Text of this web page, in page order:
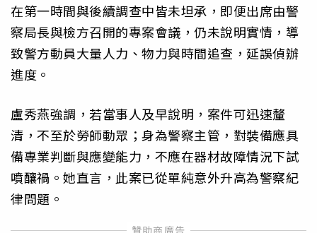
在第一時間與後續調查中皆未坦承，即便出席由警
察局長與檢方召開的專案會議，仍未說明實情，導
致警方動員大量人力、物力與時間追查，延誤偵辦
進度。
盧秀燕強調，若當事人及早說明，案件可迅速釐
清，不至於勞師動眾；身為警察主管，對裝備應具
備專業判斷與應變能力，不應在器材故障情況下試
噴釀禍。她直言，此案已從單純意外升高為警察紀
律問題。